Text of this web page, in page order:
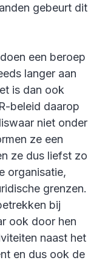
gebeurt dit
een beroep
langer aan
is dan ook
beleid daarop
niet onder
ze een
ze dus liefst zo
organisatie,
grenzen.
bij
ook door hen
naast het
en dus ook de